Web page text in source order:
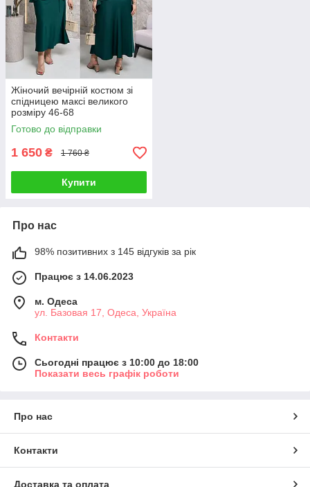
Жіночий вечірній костюм зі
спідницею максі великого
розміру 46-68
Готово до відправки
1 650 ₴ 1 760 ₴
Купити
Про нас
98% позитивних з 145 відгуків за рік
Працює з 14.06.2023
м. Одеса
ул. Базовая 17, Одеса, Україна
Контакти
Сьогодні працює з 10:00 до 18:00
Показати весь графік роботи
Про нас
Контакти
Доставка та оплата